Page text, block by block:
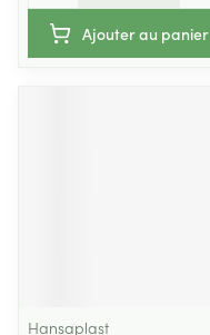
Ajouter au panier
Hansaplast